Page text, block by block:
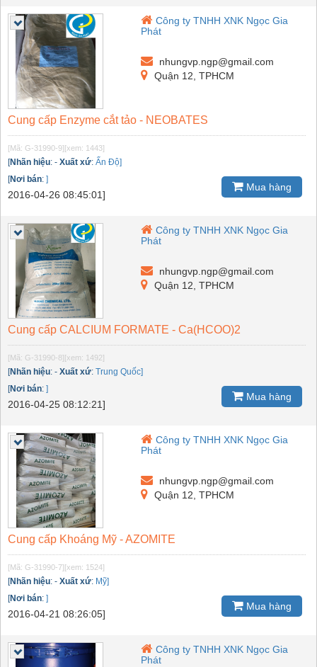
Công ty TNHH XNK Ngọc Gia
Phát
nhungvp.ngp@gmail.com
Quận 12, TPHCM
Cung cấp Enzyme cắt tảo - NEOBATES
[Mã: G-31990-9] [xem: 1443]
[Nhãn hiệu: - Xuất xứ: Ấn Độ]
[Nơi bán: ]
2016-04-26 08:45:01]
Mua hàng
Công ty TNHH XNK Ngọc Gia
Phát
nhungvp.ngp@gmail.com
Quận 12, TPHCM
Cung cấp CALCIUM FORMATE - Ca(HCOO)2
[Mã: G-31990-8] [xem: 1492]
[Nhãn hiệu: - Xuất xứ: Trung Quốc]
[Nơi bán: ]
2016-04-25 08:12:21]
Mua hàng
Công ty TNHH XNK Ngọc Gia
Phát
nhungvp.ngp@gmail.com
Quận 12, TPHCM
Cung cấp Khoáng Mỹ - AZOMITE
[Mã: G-31990-7] [xem: 1524]
[Nhãn hiệu: - Xuất xứ: Mỹ]
[Nơi bán: ]
2016-04-21 08:26:05]
Mua hàng
Công ty TNHH XNK Ngọc Gia
Phát